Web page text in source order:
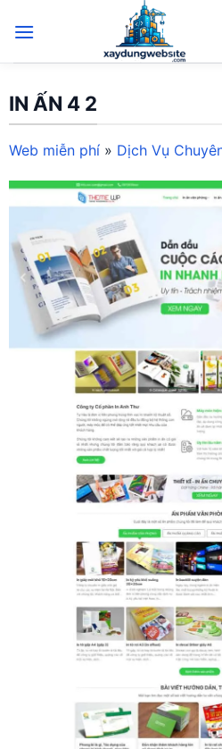
qua
IN ẤN 4 2
Web miễn phí » Dịch Vụ